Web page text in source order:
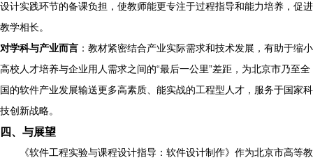
设计实践环节的备课负担，使教师能更专注于过程指导和能力培养，促进
教学相长。
对学科与产业而言 ：教材紧密结合产业实际需求和技术发展，有助于缩小
高校人才培养与企业用人需求之间的“最后一公里”差距，为北京市乃至全
国的软件产业发展输送更多高素质、能实战的工程型人才，服务于国家科
技创新战略。
四、与展望
《软件工程实验与课程设计指导：软件设计制作》作为北京市高等教